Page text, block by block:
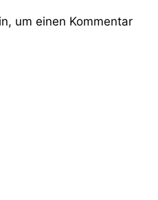
um einen Kommentar